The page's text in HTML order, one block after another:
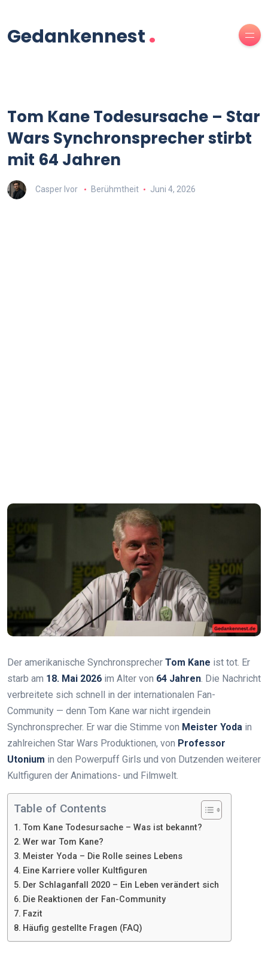
Gedankennest.
Tom Kane Todesursache – Star
Wars Synchronsprecher stirbt
mit 64 Jahren
Casper Ivor Berühmtheit Juni 4, 2026
Der amerikanische Synchronsprecher Tom Kane ist tot. Er
starb am 18. Mai 2026 im Alter von 64 Jahren. Die Nachricht
verbreitete sich schnell in der internationalen Fan-
Community — denn Tom Kane war nicht irgendein
Synchronsprecher. Er war die Stimme von Meister Yoda in
zahlreichen Star Wars Produktionen, von Professor
Utonium in den Powerpuff Girls und von Dutzenden weiterer
Kultfiguren der Animations- und Filmwelt.
Table of Contents
Tom Kane Todesursache – Was ist bekannt?
Wer war Tom Kane?
Meister Yoda – Die Rolle seines Lebens
Eine Karriere voller Kultfiguren
Der Schlaganfall 2020 – Ein Leben verändert sich
Die Reaktionen der Fan-Community
Fazit
Häufig gestellte Fragen (FAQ)